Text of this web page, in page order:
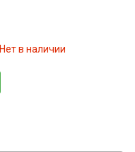
Нет в наличии